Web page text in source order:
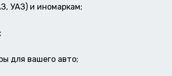
УАЗ) и иномаркам;
для вашего авто;